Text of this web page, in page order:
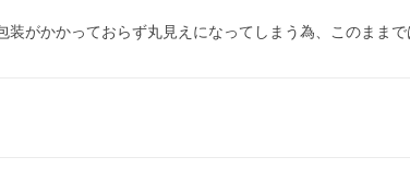
がかかっておらず丸見えになってしまう為、このままで